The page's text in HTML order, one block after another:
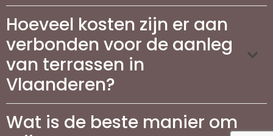
Hoeveel kosten zijn er aan
verbonden voor de aanleg
van terrassen in
Vlaanderen?
Wat is de beste manier om